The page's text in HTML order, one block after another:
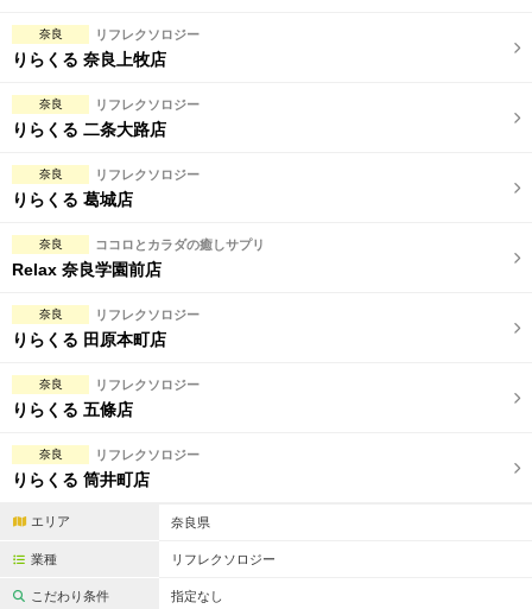
団体割引
キャッシュレス決済OK
2名様歓迎
完全個室
ペアルームあり
フットバスあり
日本人スタッフのみ
スタッフ指名可
閉じる
奈良 リフレクソロジー
りらくる 奈良上牧店
奈良 リフレクソロジー
りらくる 二条大路店
奈良 リフレクソロジー
りらくる 葛城店
奈良 ココロとカラダの癒しサプリ
Relax 奈良学園前店
奈良 リフレクソロジー
りらくる 田原本町店
奈良 リフレクソロジー
りらくる 五條店
奈良 リフレクソロジー
りらくる 筒井町店
エリア 奈良県
業種 リフレクソロジー
こだわり条件 指定なし